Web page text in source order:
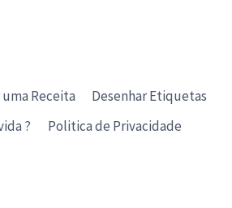
uma Receita
Desenhar Etiquetas
?
Politica de Privacidade